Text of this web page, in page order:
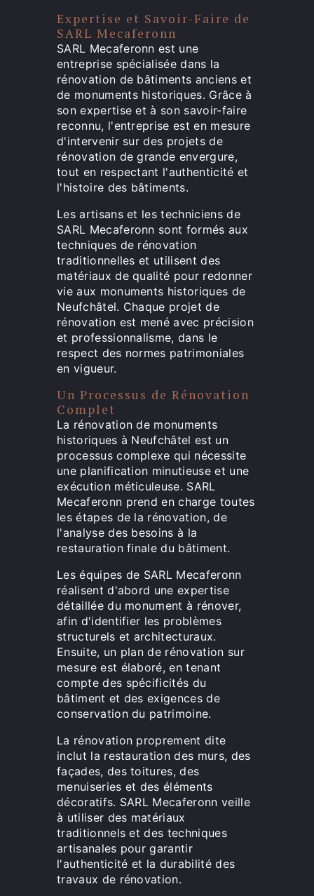
Expertise et Savoir-Faire de
SARL Mecaferonn
SARL Mecaferonn est une
entreprise spécialisée dans la
rénovation de bâtiments anciens et
de monuments historiques. Grâce à
son expertise et à son savoir-faire
reconnu, l'entreprise est en mesure
d'intervenir sur des projets de
rénovation de grande envergure,
tout en respectant l'authenticité et
l'histoire des bâtiments.
Les artisans et les techniciens de
SARL Mecaferonn sont formés aux
techniques de rénovation
traditionnelles et utilisent des
matériaux de qualité pour redonner
vie aux monuments historiques de
Neufchâtel. Chaque projet de
rénovation est mené avec précision
et professionnalisme, dans le
respect des normes patrimoniales
en vigueur.
Un Processus de Rénovation
Complet
La rénovation de monuments
historiques à Neufchâtel est un
processus complexe qui nécessite
une planification minutieuse et une
exécution méticuleuse. SARL
Mecaferonn prend en charge toutes
les étapes de la rénovation, de
l'analyse des besoins à la
restauration finale du bâtiment.
Les équipes de SARL Mecaferonn
réalisent d'abord une expertise
détaillée du monument à rénover,
afin d'identifier les problèmes
structurels et architecturaux.
Ensuite, un plan de rénovation sur
mesure est élaboré, en tenant
compte des spécificités du
bâtiment et des exigences de
conservation du patrimoine.
La rénovation proprement dite
inclut la restauration des murs, des
façades, des toitures, des
menuiseries et des éléments
décoratifs. SARL Mecaferonn veille
à utiliser des matériaux
traditionnels et des techniques
artisanales pour garantir
l'authenticité et la durabilité des
travaux de rénovation.